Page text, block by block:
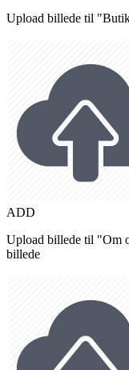
Upload billede til
ADD
Upload billede til "Om
billede